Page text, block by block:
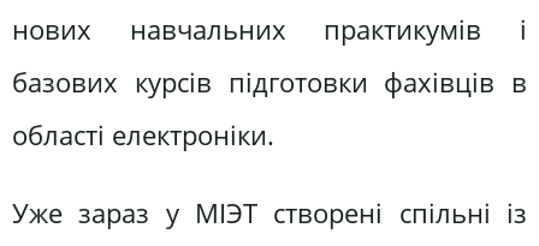
нових навчальних практикумів і
базових курсів підготовки фахівців в
області електроніки.
Уже зараз у МІЭТ створені спільні із